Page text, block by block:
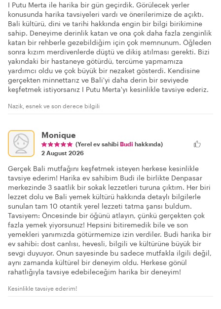
I Putu Merta ile harika bir gün geçirdik. Görülecek yerler
konusunda harika tavsiyeleri vardı ve önerilerimize de açıktı.
Bali kültürü, dini ve tarihi hakkında engin bir bilgi birikimine
sahip. Deneyime derinlik katan ve ona çok daha fazla zenginlik
katan bir rehberle gezebildiğim için çok memnunum. Öğleden
sonra kızım merdivenlerde düştü ve dikiş atılması gerekti. Bizi
yakındaki bir hastaneye götürdü, tercüme yapmamıza
yardımcı oldu ve çok büyük bir nezaket gösterdi. Kendisine
gerçekten minnettarız ve Bali'yi daha derin bir seviyede
keşfetmek istiyorsanız I Putu Merta'yı kesinlikle tavsiye ederiz.
Nazik, esnek ve son derece bilgili
Monique
(Yerel ev sahibi Budi hakkında)
2 August 2026
Gerçek Bali mutfağını keşfetmek isteyen herkese kesinlikle
tavsiye ederim! Harika ev sahibim Budi ile birlikte Denpasar
merkezinde 3 saatlik bir sokak lezzetleri turuna çıktım. Her biri
lezzet dolu ve Bali yemek kültürü hakkında detaylı bilgilerle
sunulan tam 10 otantik yerel lezzeti tatma şansı buldum.
Tavsiyem: Öncesinde bir öğünü atlayın, çünkü gerçekten çok
fazla yemek yiyorsunuz! Hepsini bitiremedik bile ve son
yemekleri yanımızda götürmemize izin verdiler. Budi harika bir
ev sahibi: dost canlısı, hevesli, bilgili ve kültürüne büyük bir
sevgi duyuyor. Onun sayesinde bu sadece mutfakla ilgili değil,
aynı zamanda kültürel bir deneyim oldu. Herkese gönül
rahatlığıyla tavsiye edebileceğim harika bir deneyim!
Kesinlikle tavsiye ederim!